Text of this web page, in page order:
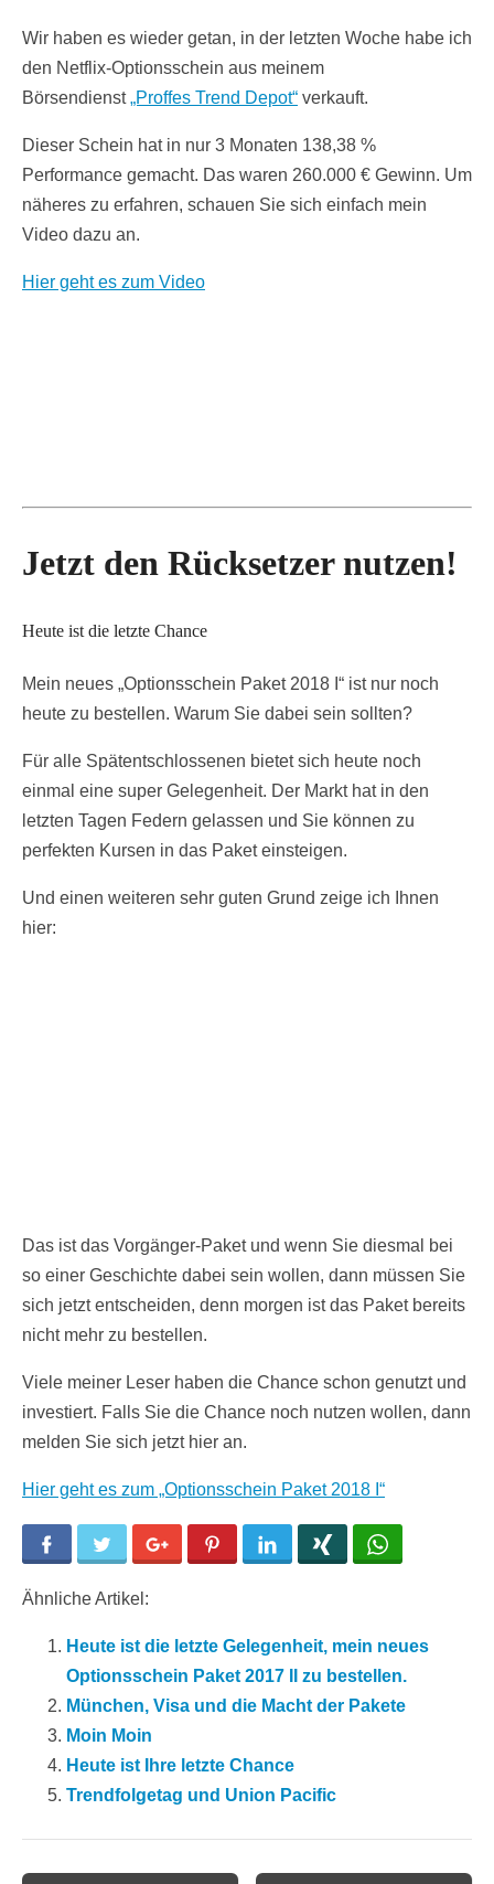
Wir haben es wieder getan, in der letzten Woche habe ich
den Netflix-Optionsschein aus meinem
Börsendienst„Proffes Trend Depot“ verkauft.
Dieser Schein hat in nur 3 Monaten 138,38 %
Performance gemacht. Das waren 260.000 € Gewinn. Um
näheres zu erfahren, schauen Sie sich einfach mein
Video dazu an.
Hier geht es zum Video
Jetzt den Rücksetzer nutzen!
Heute ist die letzte Chance
Mein neues „Optionsschein Paket 2018 I“ ist nur noch
heute zu bestellen. Warum Sie dabei sein sollten?
Für alle Spätentschlossenen bietet sich heute noch
einmal eine super Gelegenheit. Der Markt hat in den
letzten Tagen Federn gelassen und Sie können zu
perfekten Kursen in das Paket einsteigen.
Und einen weiteren sehr guten Grund zeige ich Ihnen
hier:
Das ist das Vorgänger-Paket und wenn Sie diesmal bei
so einer Geschichte dabei sein wollen, dann müssen Sie
sich jetzt entscheiden, denn morgen ist das Paket bereits
nicht mehr zu bestellen.
Viele meiner Leser haben die Chance schon genutzt und
investiert. Falls Sie die Chance noch nutzen wollen, dann
melden Sie sich jetzt hier an.
Hier geht es zum „Optionsschein Paket 2018 I“
Facebook Twitter Google+ Pinterest LinkedIn
Ähnliche Artikel:
Heute ist die letzte Gelegenheit, mein neues
Optionsschein Paket 2017 II zu bestellen.
München, Visa und die Macht der Pakete
Moin Moin
Heute ist Ihre letzte Chance
Trendfolgetag und Union Pacific